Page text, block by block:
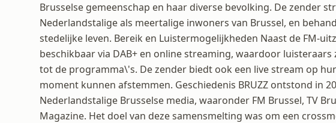
Brusselse gemeenschap en haar diverse bevolking. De zender
Nederlandstalige als meertalige inwoners van Brussel, en
stedelijke leven. Bereik en Luistermogelijkheden Naast de FM-
beschikbaar via DAB+ en online streaming, waardoor
tot de programma\'s. De zender biedt ook een live stream op
moment kunnen afstemmen. Geschiedenis BRUZZ ontstond in
Nederlandstalige Brusselse media, waaronder FM Brussel, TV
Magazine. Het doel van deze samensmelting was om een